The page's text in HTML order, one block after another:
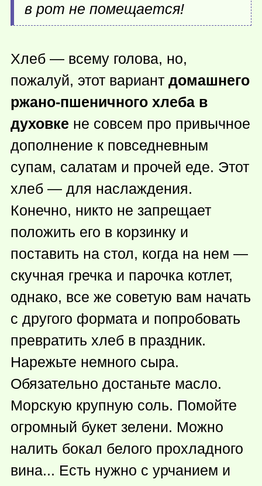
в рот не помещается!
Хлеб — всему голова, но,
пожалуй, этот вариант домашнего
ржано-пшеничного хлеба в
духовке не совсем про привычное
дополнение к повседневным
супам, салатам и прочей еде. Этот
хлеб — для наслаждения.
Конечно, никто не запрещает
положить его в корзинку и
поставить на стол, когда на нем —
скучная гречка и парочка котлет,
однако, все же советую вам начать
с другого формата и попробовать
превратить хлеб в праздник.
Нарежьте немного сыра.
Обязательно достаньте масло.
Морскую крупную соль. Помойте
огромный букет зелени. Можно
налить бокал белого прохладного
вина... Есть нужно с урчанием и